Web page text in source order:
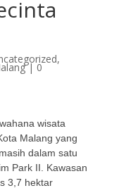
,
|0
wisata
Malang yang
dalam satu
Park II. Kawasan
3,7 hektar